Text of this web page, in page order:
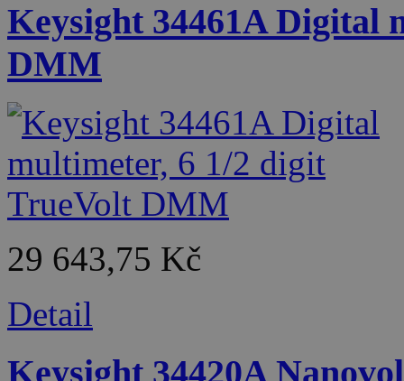
Keysight 34461A Digital
DMM
29 643,75 Kč
Detail
Keysight 34420A